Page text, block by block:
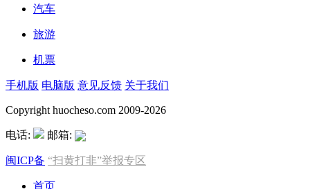
汽车
旅游
机票
手机版 电脑版 意见反馈 关于我们
Copyright huocheso.com 2009-2026
电话: 邮箱:
闽ICP备 “扫黄打非”举报专区
首页